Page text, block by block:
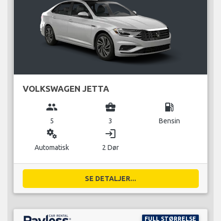
VOLKSWAGEN JETTA
group
5
business_center
3
local_gas_station
Bensin
miscellaneous_services
Automatisk
login
2 Dør
SE DETALJER...
FULL STØRRELSE